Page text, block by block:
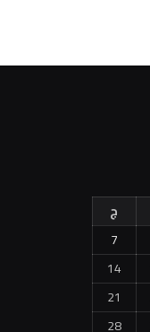
ج
7
14
21
28